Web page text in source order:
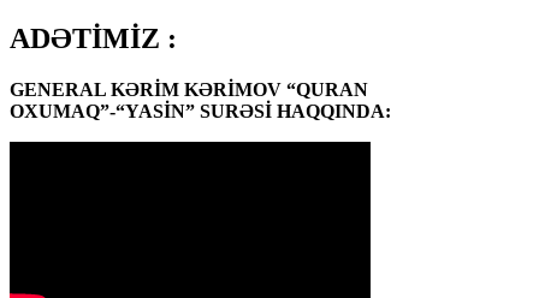
ADƏTİMİZ :
GENERAL KƏRİM KƏRİMOV “QURAN
OXUMAQ”-“YASİN” SURƏSİ HAQQINDA: